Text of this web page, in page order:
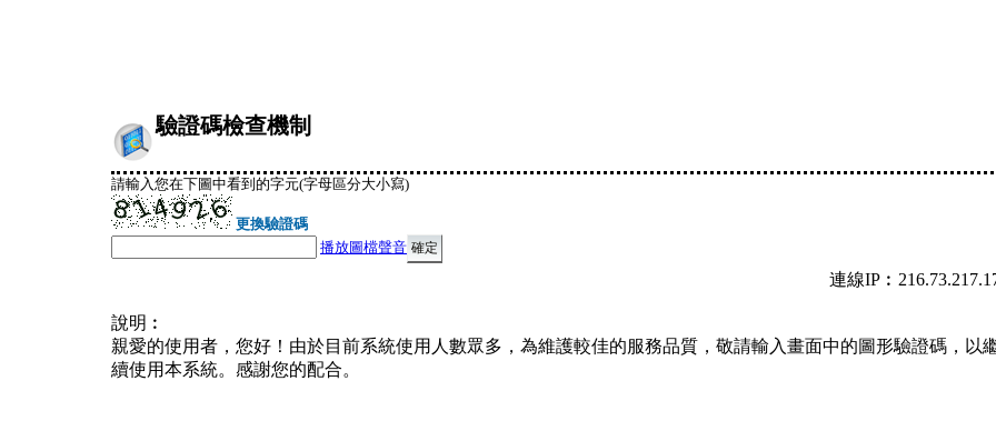
驗證碼檢查機制
請輸入您在下圖中看到的字元(字母區分大小寫)
更換驗證碼
播放圖檔聲音
連線
說明︰
親愛的使用者，您好！由於目前系統使用人數眾多，為維護較佳的服務品質，敬請輸入畫面中的圖形驗證碼，以
續使用本系統。感謝您的配合。